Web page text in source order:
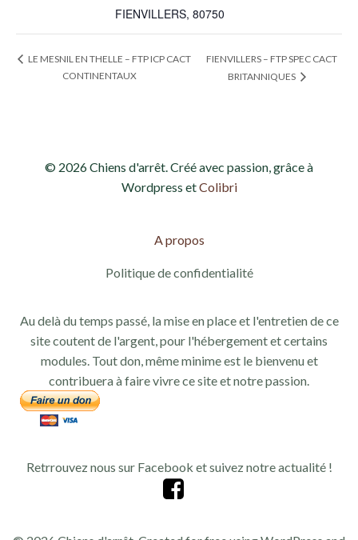
FIENVILLERS, 80750
LE MESNIL EN THELLE – FTP ICP CACT
CONTINENTAUX
FIENVILLERS – FTP SPEC CACT
BRITANNIQUES
© 2026 Chiens d'arrêt. Créé avec passion, grâce à
Wordpress etColibri
A propos
Politique de confidentialité
Au delà du temps passé, la mise en place et l'entretien de ce
site coutent de l'argent, pour l'hébergement et certains
modules. Tout don, même minime est le bienvenu et
contribuera à faire vivre ce site et notre passion.
Retrrouvez nous sur Facebook et suivez notre actualité !